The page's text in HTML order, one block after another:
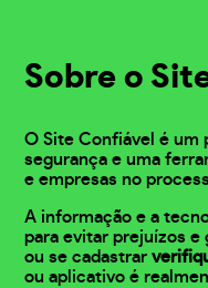
Sobre o
O Site Confiável é um
segurança e uma
e empresas no
A informação e a
para evitar prejuízos e
ou se cadastrar
ou aplicativo é